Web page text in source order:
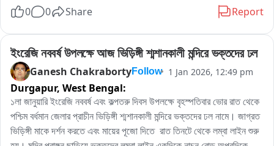
ছিলেন সৌরভ গঙ্গোপাধ্যায়। সৌরভের দুর্গাপুরের ক্রীড়া মহল ও প্রশাসন খুশি র
0 0 Share Report
ইংরেজি নববর্ষ উপলক্ষে আজ ভিড়িঙ্গী শ্মশানকালী মন্দিরে ভক্তদের ঢল
Ganesh ChakrabortyFollow 1 Jan 2026, 12:49 pm
Durgapur, West Bengal:
১লা জানুয়ারি ইংরেজি নববর্ষ এবং কল্পতরু দিবস উপলক্ষে বৃহস্পতিবার ভোর রাত থেকে
পশ্চিম বর্ধমান জেলার প্রাচীন ভিড়িঙ্গী শ্মশানকালী মন্দিরে ভক্তদের ঢল নামে। জাগ্রত
ভিড়িঙ্গী মাকে দর্শন করতে এবং মায়ের পূজো দিতে  রাত তিনটে থেকে লম্বা লাইন শুরু